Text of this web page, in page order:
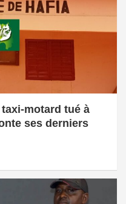
motard tué à
ses derniers